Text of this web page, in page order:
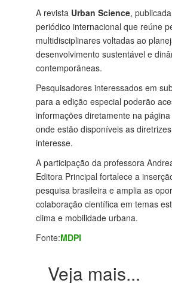
A revista Urban Science,
periódico internacional que reúne
multidisciplinares voltadas ao
desenvolvimento sustentável e
contemporâneas.
Pesquisadores interessados em
para a edição especial poderão
informações diretamente na
onde estão disponíveis as
interesse.
A participação da professora
Editora Principal fortalece a
pesquisa brasileira e amplia as
colaboração científica em temas
clima e mobilidade urbana.
Fonte:MDPI